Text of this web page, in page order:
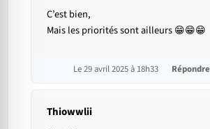
C’est bien,
Mais les priorités sont ailleurs 😁😁😁
Le 29 avril 2025 à 18h33 Répondre
Thiowwlii